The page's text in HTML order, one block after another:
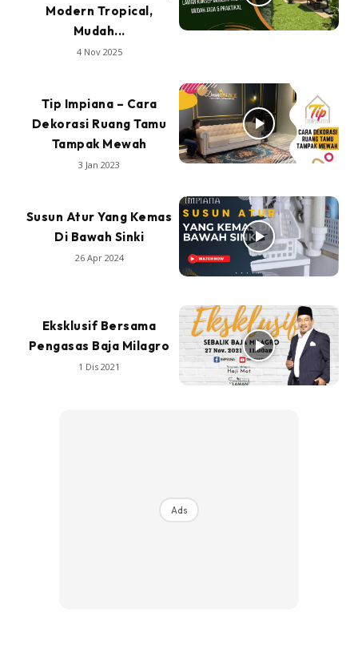
Modern Tropical,
Mudah...
4 Nov 2025
Tip Impiana – Cara
Dekorasi Ruang Tamu
Tampak Mewah
3 Jan 2023
Susun Atur Yang Kemas
Di Bawah Sinki
26 Apr 2024
Eksklusif Bersama
Pengasas Baja Milagro
1 Dis 2021
Ads